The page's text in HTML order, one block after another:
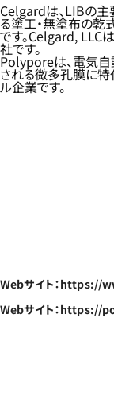
Celgardは、LIBの
る塗工・無塗布の乾
です。Celgard,
社です。
Polyporeは、電気自
される微多孔膜に特
ル企業です。
Webサイト：https://
Webサイト：https://